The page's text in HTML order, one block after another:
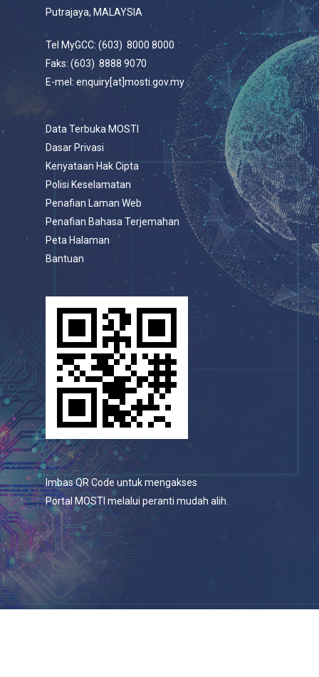
Putrajaya, MALAYSIA
Tel MyGCC: (603) 8000 8000
Faks: (603) 8888 9070
E-mel: enquiry[at]mosti.gov.my
Data Terbuka MOSTI
Dasar Privasi
Kenyataan Hak Cipta
Polisi Keselamatan
Penafian Laman Web
Penafian Bahasa Terjemahan
Peta Halaman
Bantuan
Imbas QR Code untuk mengakses
Portal MOSTI melalui peranti mudah alih.